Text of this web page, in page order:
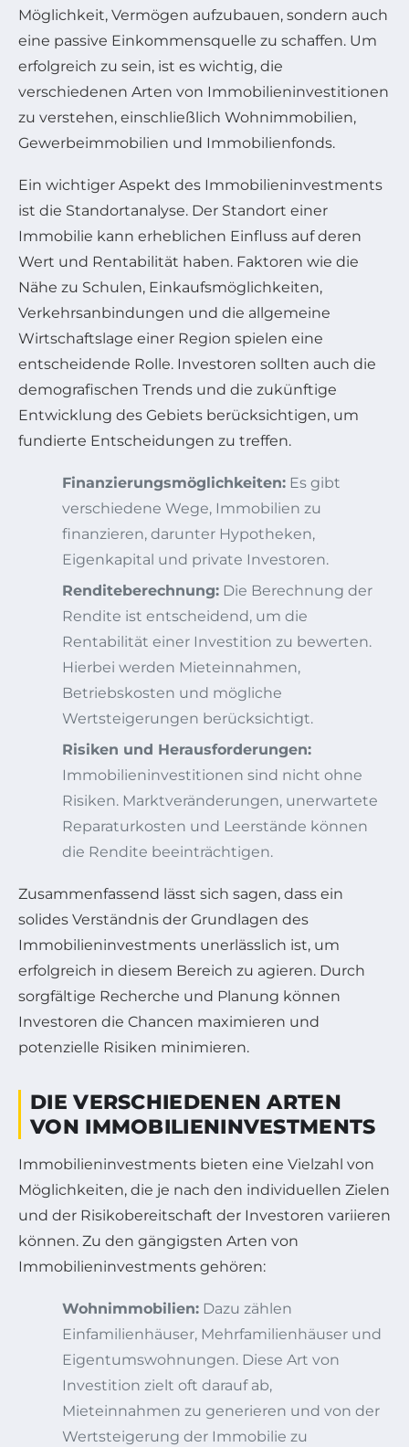
Möglichkeit, Vermögen aufzubauen, sondern auch
eine passive Einkommensquelle zu schaffen. Um
erfolgreich zu sein, ist es wichtig, die
verschiedenen Arten von Immobilieninvestitionen
zu verstehen, einschließlich Wohnimmobilien,
Gewerbeimmobilien und Immobilienfonds.
Ein wichtiger Aspekt des Immobilieninvestments
ist die Standortanalyse. Der Standort einer
Immobilie kann erheblichen Einfluss auf deren
Wert und Rentabilität haben. Faktoren wie die
Nähe zu Schulen, Einkaufsmöglichkeiten,
Verkehrsanbindungen und die allgemeine
Wirtschaftslage einer Region spielen eine
entscheidende Rolle. Investoren sollten auch die
demografischen Trends und die zukünftige
Entwicklung des Gebiets berücksichtigen, um
fundierte Entscheidungen zu treffen.
Finanzierungsmöglichkeiten: Es gibt
verschiedene Wege, Immobilien zu
finanzieren, darunter Hypotheken,
Eigenkapital und private Investoren.
Renditeberechnung: Die Berechnung der
Rendite ist entscheidend, um die
Rentabilität einer Investition zu bewerten.
Hierbei werden Mieteinnahmen,
Betriebskosten und mögliche
Wertsteigerungen berücksichtigt.
Risiken und Herausforderungen:
Immobilieninvestitionen sind nicht ohne
Risiken. Marktveränderungen, unerwartete
Reparaturkosten und Leerstände können
die Rendite beeinträchtigen.
Zusammenfassend lässt sich sagen, dass ein
solides Verständnis der Grundlagen des
Immobilieninvestments unerlässlich ist, um
erfolgreich in diesem Bereich zu agieren. Durch
sorgfältige Recherche und Planung können
Investoren die Chancen maximieren und
potenzielle Risiken minimieren.
DIE VERSCHIEDENEN ARTEN
VON IMMOBILIENINVESTMENTS
Immobilieninvestments bieten eine Vielzahl von
Möglichkeiten, die je nach den individuellen Zielen
und der Risikobereitschaft der Investoren variieren
können. Zu den gängigsten Arten von
Immobilieninvestments gehören:
Wohnimmobilien: Dazu zählen
Einfamilienhäuser, Mehrfamilienhäuser und
Eigentumswohnungen. Diese Art von
Investition zielt oft darauf ab,
Mieteinnahmen zu generieren und von der
Wertsteigerung der Immobilie zu